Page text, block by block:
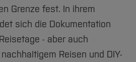
Grenze fest. In ihrem
sich die Dokumentation
- aber auch
Reisen und DIY-